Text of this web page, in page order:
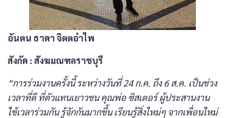
อันตน ธาดา จิตตอำไพ
สังกัด : สังฆมณฑลราชบุรี
“การร่วมงานครั้งนี้ ระหว่างวันที่ 24 ก.ค. ถึง 6 ส.ค. เป็นช่วง
เวลาที่ดี ที่ตัวแทนเยาวชน คุณพ่อ ซิสเตอร์ ผู้ประสานงาน
ใช้เวลาร่วมกัน รู้จักกันมากขึ้น เรียนรู้สิ่งใหม่ๆ จากเพื่อนใหม่